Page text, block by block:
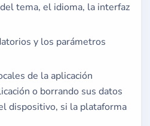
tema, el idioma, la interfaz
y los parámetros
de la aplicación
o borrando sus datos
dispositivo, si la plataforma